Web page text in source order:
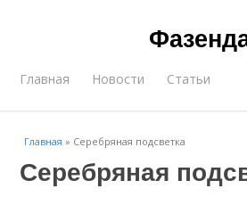
Главная Новости Статьи
Главная » Серебряная подсветка
Серебряная